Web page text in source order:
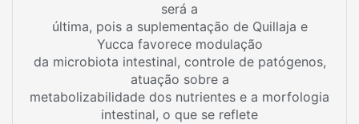
será a
última, pois a suplementação de Quillaja e
Yucca favorece modulação
da microbiota intestinal, controle de patógenos,
atuação sobre a
metabolizabilidade dos nutrientes e a morfologia
intestinal, o que se reflete